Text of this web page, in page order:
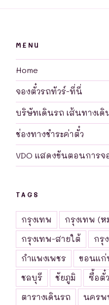
MENU
Home
จองตั๋วรถทัวร์-ที่นี่
บริษัทเดินรถ เส้นทางเดิ
ช่องทางชำระค่าตั๋ว
VDO แสดงขันตอนการจ
TAGS
กรุงเทพ
กรุงเทพ (
กรุงเทพ-สายใต้
กรุ
กำแพงเพชร
ขอนแก่
ชลบุรี
ชัยภูมิ ซื้อตั๋
ตารางเดินรถ
นครพ